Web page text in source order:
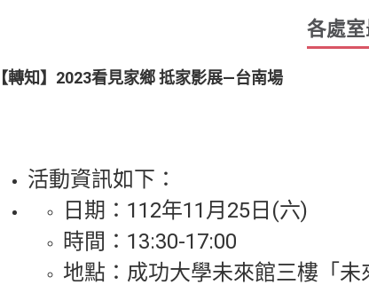
各處
【轉知】2023看見家鄉 抵家影展—台南場
活動資訊如下：
日期：112年11月25日(六)
時間：13:30-17:00
地點：成功大學未來館三樓「